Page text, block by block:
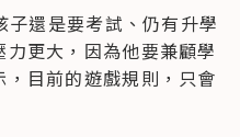
子還是要考試、仍有升學
更大，因為他要兼顧學
目前的遊戲規則，只會